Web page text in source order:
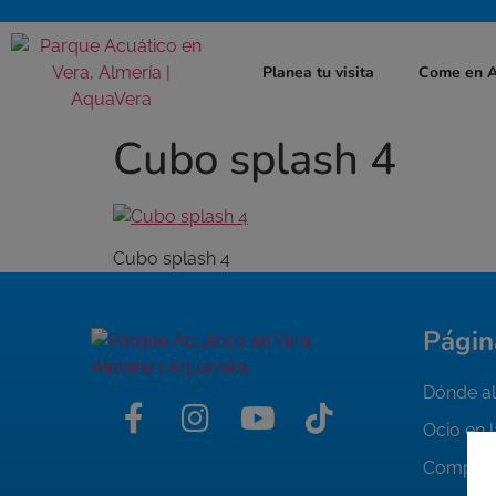
Planea tu visita Come en
Cubo splash 4
Cubo splash 4
Dónde
Ocio en
Compra